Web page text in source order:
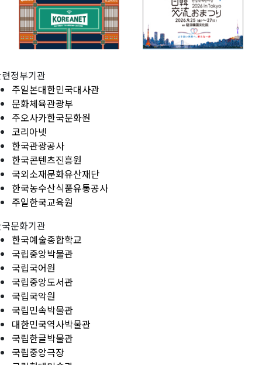
정부기관
주일본대한민국대사관
문화체육관광부
주오사카한국문화원
코리아넷
한국관광공사
한국콘텐츠진흥원
국외소재문화유산재단
한국농수산식품유통공사
주일한국교육원
문화기관
한국예술종합학교
국립중앙박물관
국립국어원
국립중앙도서관
국립국악원
국립민속박물관
대한민국역사박물관
국립한글박물관
국립중앙극장